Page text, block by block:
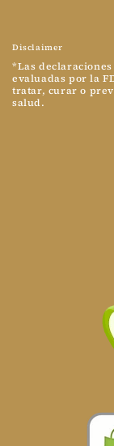
Disclaimer
*Las
evaluadas por la
tratar, curar o
salud.